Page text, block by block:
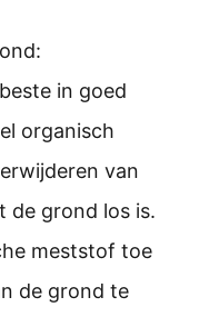
in goed
organisch
van
de grond los is.
meststof toe
de grond te